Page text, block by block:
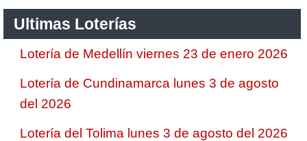
Ultimas Loterías
Lotería de Medellín viernes 23 de enero 2026
Lotería de Cundinamarca lunes 3 de agosto
del 2026
Lotería del Tolima lunes 3 de agosto del 2026